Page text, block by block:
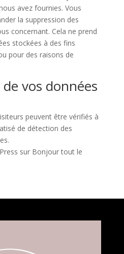
avez fournies. Vous
la suppression des
concernant. Cela ne prend
stockées à des fins
pour des raisons de
vos données
peuvent être vérifiés à
de détection des
sur Bonjour tout le